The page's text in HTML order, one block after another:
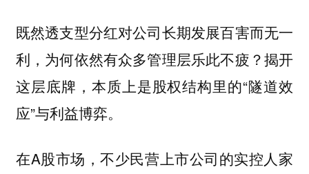
既然透支型分红对公司长期发展百害而无一
利，为何依然有众多管理层乐此不疲？揭开
这层底牌，本质上是股权结构里的“隧道效
应”与利益博弈。
在A股市场，不少民营上市公司的实控人家